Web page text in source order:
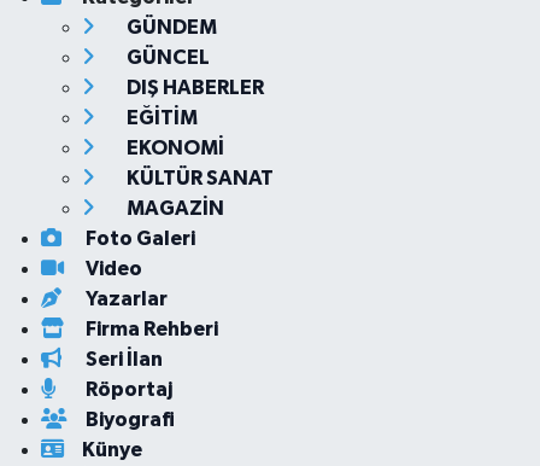
GÜNDEM
GÜNCEL
DIŞ HABERLER
EĞİTİM
EKONOMİ
KÜLTÜR SANAT
MAGAZİN
Foto Galeri
Video
Yazarlar
Firma Rehberi
Seri İlan
Röportaj
Biyografi
Künye